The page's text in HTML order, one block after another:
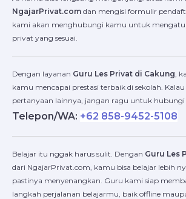
NgajarPrivat.com dan mengisi formulir
kami akan menghubungi kamu untuk
privat yang sesuai.
Dengan layanan Guru Les Privat di Cakung ,
kamu mencapai prestasi terbaik di sekolah.
pertanyaan lainnya, jangan ragu untuk hubungi
Telepon/WA: +62 858-9452-5108
Belajar itu nggak harus sulit. Dengan Guru Les
dari NgajarPrivat.com, kamu bisa belajar lebih
pastinya menyenangkan. Guru kami siap
langkah perjalanan belajarmu, baik offline